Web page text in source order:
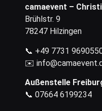
camaevent –
Brühlstr. 9
78247 Hilzingen
📞 +49 7731
✉️
Außenstelle
📞 07664 6199234